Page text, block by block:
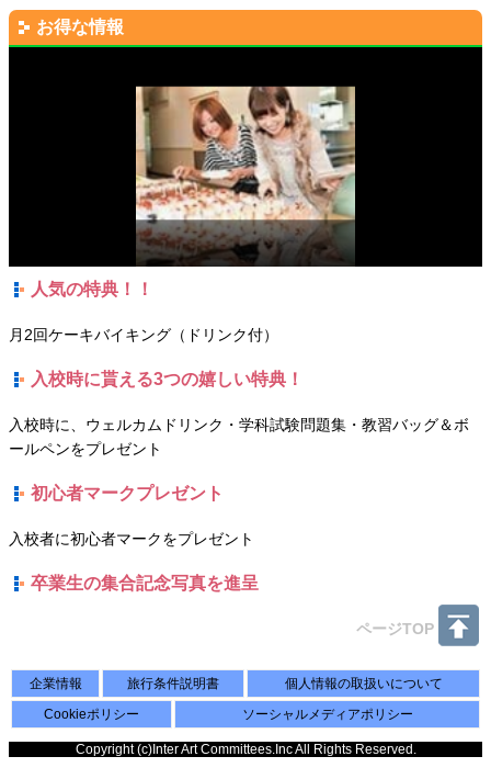
お得な情報
人気の特典！！
月2回ケーキバイキング（ドリンク付）
入校時に貰える3つの嬉しい特典！​
入校時に、ウェルカムドリンク​・学科試験問題集・教習バッグ＆ボ
ールペンをプレゼント
初心者マークプレゼント​
入校者に初心者マークをプレゼント
卒業生の集合記念写真を進呈​
ページTOP
企業情報 旅行条件説明書
個人情報の取扱いについて
Cookieポリシー
ソーシャルメディアポリシー
Copyright (c)Inter Art Committees.Inc All Rights Reserved.